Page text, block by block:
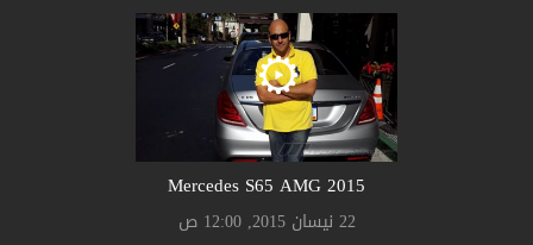
Mercedes S65 AMG 2015
22 نيسان 2015, 12:00 ص